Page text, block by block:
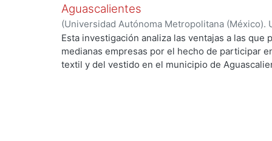
Aguascalientes
(Universidad Autónoma Metropolitana (México).
de Servicios de Información.,2006-03 ) GARCIA
Esta investigación analiza las ventajas a las que
medianas empresas por el hecho de participar
textil y del vestido en el municipio de